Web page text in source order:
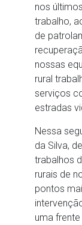
nos
trabalho,
de
nossas
rural
serviços
estradas
Nessa
da Silva,
trabalhos
rurais de
pontos
uma